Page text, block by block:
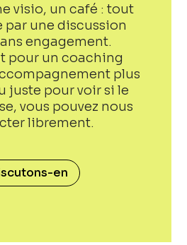
visio, un café : tout
par une discussion
engagement.
pour un coaching
plus
juste pour voir si le
vous pouvez nous
librement.
en